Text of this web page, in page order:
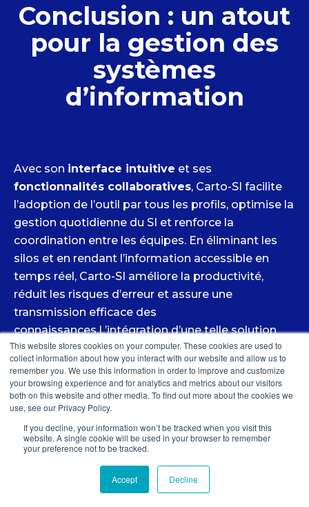
This website stores cookies on your computer. These cookies are used to
collect information about how you interact with our website and allow us to
remember you. We use this information in order to improve and customize
your browsing experience and for analytics and metrics about our visitors
both on this website and other media. To find out more about the cookies we
use, see our Privacy Policy.
If you decline, your information won’t be tracked when you visit this
website. A single cookie will be used in your browser to remember
your preference not to be tracked.
Accept Decline
Conclusion : un atout
pour la gestion des
systèmes
d’information
Avec son interface intuitive et ses
fonctionnalités collaboratives, Carto-SI facilite
l’adoption de l’outil par tous les profils, optimise la
gestion quotidienne du SI et renforce la
coordination entre les équipes. En éliminant les
silos et en rendant l’information accessible en
temps réel, Carto-SI améliore la productivité,
réduit les risques d’erreur et assure une
transmission efficace des
connaissances.L’intégration d’une telle solution
permet aux entreprises d’optimiser leur gestion
IT tout en réduisant les coûts opérationnels.